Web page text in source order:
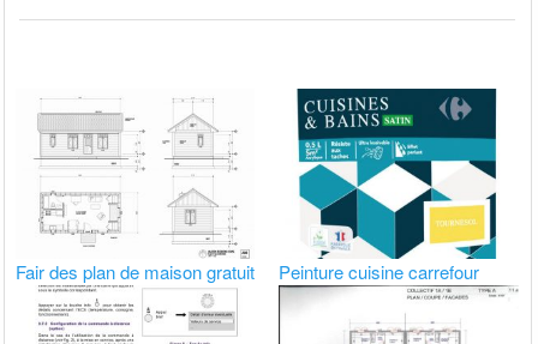
Fair des plan de maison gratuit Peinture cuisine carrefour